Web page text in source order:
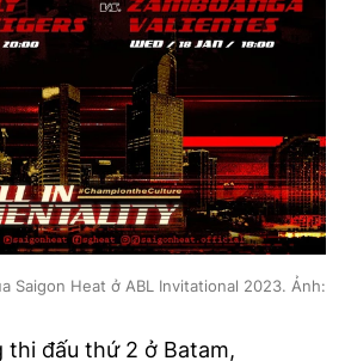
Saigon Heat ở ABL Invitational 2023. Ảnh:
thi đấu thứ 2 ở Batam,